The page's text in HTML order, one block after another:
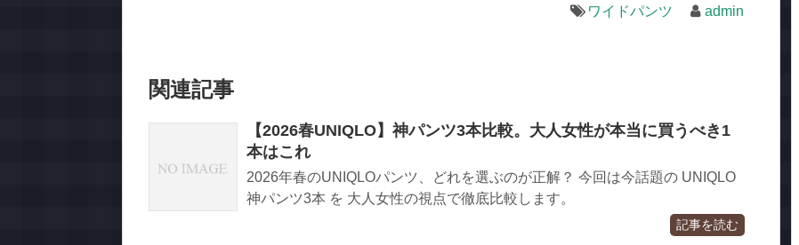
ワイドパンツ admin
関連記事
【2026春UNIQLO】神パンツ3本比較。大人女性が本当に買うべき1
本はこれ
2026年春のUNIQLOパンツ、どれを選ぶのが正解？ 今回は今話題の UNIQLO
神パンツ3本 を 大人女性の視点で徹底比較します。
記事を読む